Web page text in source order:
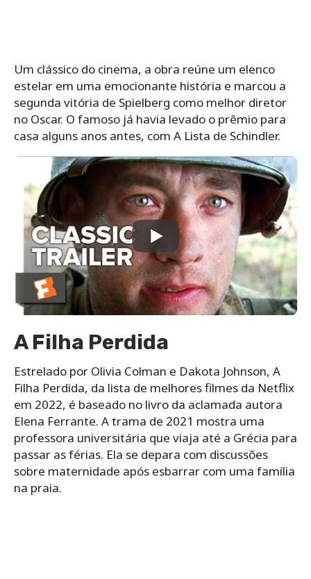
Um clássico do cinema, a obra reúne um elenco
estelar em uma emocionante história e marcou a
segunda vitória de Spielberg como melhor diretor
no Oscar. O famoso já havia levado o prêmio para
casa alguns anos antes, com A Lista de Schindler.
A Filha Perdida
Estrelado por Olivia Colman e Dakota Johnson, A
Filha Perdida, da lista de melhores filmes da Netflix
em 2022, é baseado no livro da aclamada autora
Elena Ferrante. A trama de 2021 mostra uma
professora universitária que viaja até a Grécia para
passar as férias. Ela se depara com discussões
sobre maternidade após esbarrar com uma família
na praia.